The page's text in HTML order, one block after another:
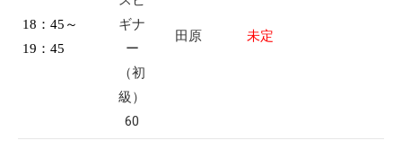
18：45～
19：45
ギナ
ー
（初
級）
60
田原 未定